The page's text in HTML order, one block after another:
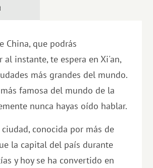
China, que podrás
al instante, te espera en Xi'an,
más grandes del mundo.
famosa del mundo de la
nunca hayas oído hablar.
conocida por más de
la capital del país durante
y hoy se ha convertido en